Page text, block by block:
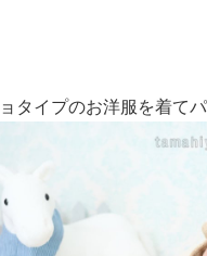
タイプのお洋服を着て